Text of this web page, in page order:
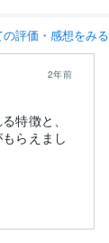
評価・感想をみる
2年前
特徴と、
らえまし